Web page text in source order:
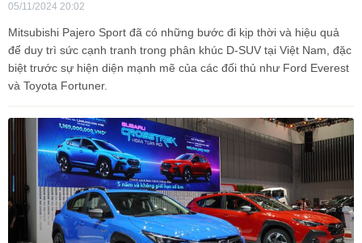
05/11/2024 20:02
Mitsubishi Pajero Sport đã có những bước đi kịp thời và hiệu quả
để duy trì sức cạnh tranh trong phân khúc D-SUV tại Việt Nam, đặc
biệt trước sự hiện diện mạnh mẽ của các đối thủ như Ford Everest
và Toyota Fortuner.